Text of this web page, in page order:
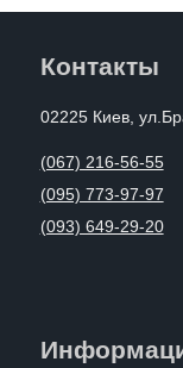
Контакты
02225 Киев,
(067) 216-56-55
(095) 773-97-97
(093) 649-29-20